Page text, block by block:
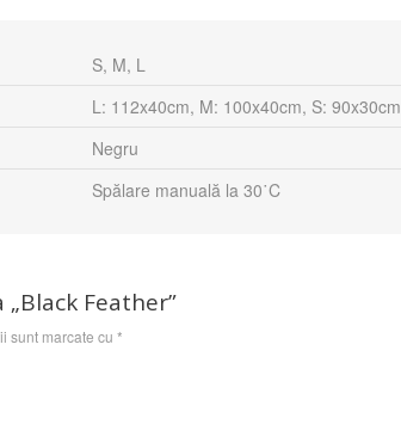
S, M, L
L: 112x40cm, M: 100x40cm, S: 90x30cm
Negru
Spălare manuală la 30˙C
Feather”
sunt marcate cu *